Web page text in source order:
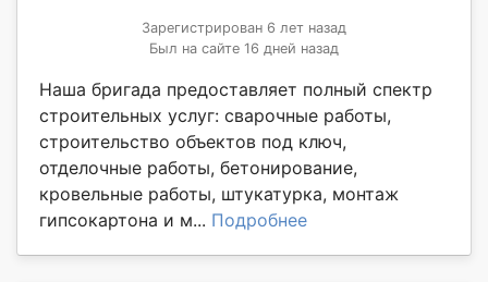
Зарегистрирован 6 лет назад
Был на сайте 16 дней назад
Наша бригада предоставляет полный спектр
строительных услуг: сварочные работы,
строительство объектов под ключ,
отделочные работы, бетонирование,
кровельные работы, штукатурка, монтаж
гипсокартона и м... Подробнее